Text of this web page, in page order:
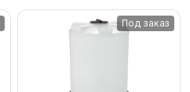
Под заказ